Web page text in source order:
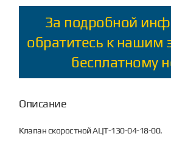
За подробной
обратитесь к нашим
бесплатному
Описание
Клапан скоростной АЦТ-130-04-18-00.